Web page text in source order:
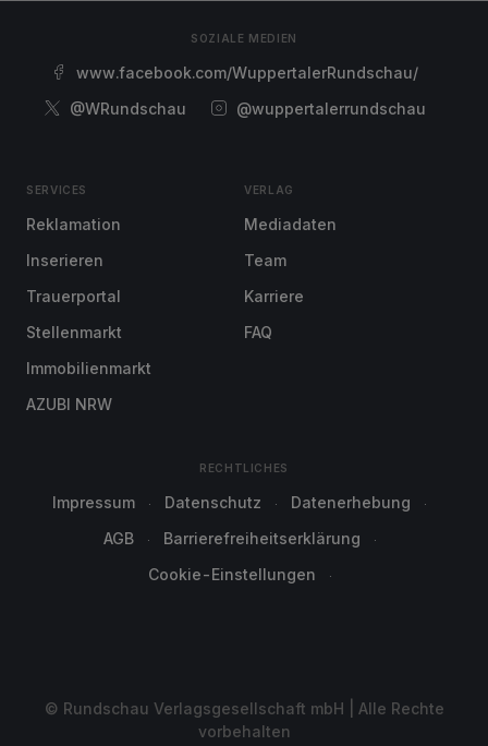
SOZIALE MEDIEN
www.facebook.com/WuppertalerRundschau/
@WRundschau
@wuppertalerrundschau
SERVICES
Reklamation
Inserieren
Trauerportal
Stellenmarkt
Immobilienmarkt
AZUBI NRW
VERLAG
Mediadaten
Team
Karriere
FAQ
RECHTLICHES
Impressum Datenschutz
Datenerhebung
AGB
Barrierefreiheitserklärung
Cookie-Einstellungen
© Rundschau Verlagsgesellschaft mbH | Alle Rechte
vorbehalten